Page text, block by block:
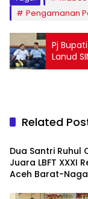
Pengamanan
Pj
Lanud
Related
Berita
Dua Santri Ruhul
Juara LBFT XXXI
Aceh Barat-